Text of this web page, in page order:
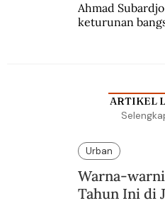
Ahmad
keturunan
ARTIKEL
Urban
Warna-
Tahun Ini di